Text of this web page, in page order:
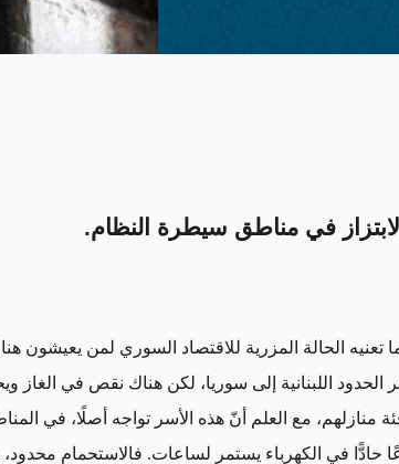
في مناطق سيطرة النظام.
تعنيه الحالة المزرية للاقتصاد السوري لمن يعيشون
الحدود اللبنانية إلى سوريا، لكن هناك نقص في الغاز
منازلهم، مع العلم أنّ هذه الأسر تواجه أصلًا، في
حادًّا في الكهرباء يستمر لساعات. فالاستحمام